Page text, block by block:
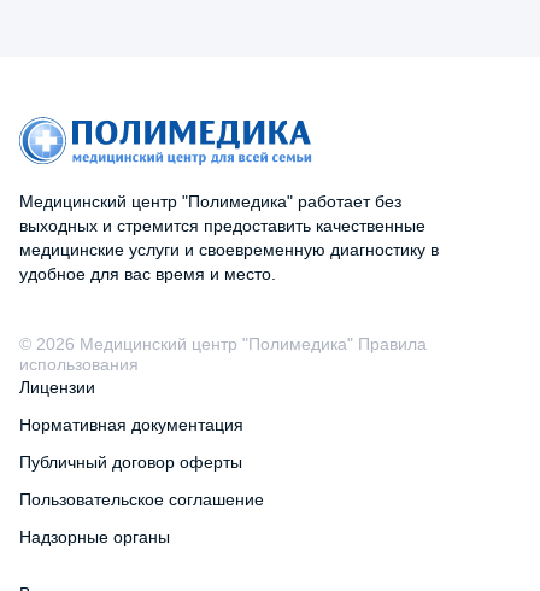
Медицинский центр "Полимедика" работает без
выходных и стремится предоставить качественные
медицинские услуги и своевременную диагностику в
удобное для вас время и место.
© 2026 Медицинский центр "Полимедика" Правила
использования
Лицензии
Нормативная документация
Публичный договор оферты
Пользовательское соглашение
Надзорные органы